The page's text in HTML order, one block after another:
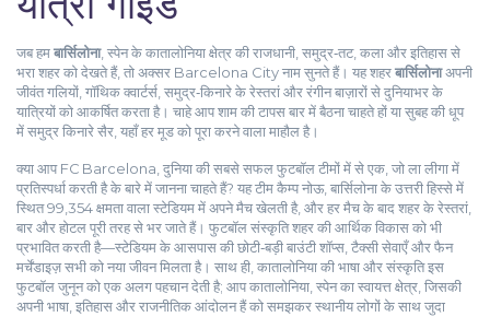
जब हमबार्सिलोना, स्पेन के कातालोनिया क्षेत्र की राजधानी, समुद्र‑तट, कला और इतिहास से
भरा शहरको देखते हैं, तो अक्सर Barcelona Cityनाम सुनते हैं। यह शहरबार्सिलोनाअपनी
जीवंत गलियों, गॉथिक क्वार्टर्स, समुद्र‑किनारे के रेस्तरां और रंगीन बाज़ारों से दुनियाभर के
यात्रियों को आकर्षित करता है। चाहे आप शाम की टापस बार में बैठना चाहते हों या सुबह की धूप
में समुद्र किनारे सैर, यहाँ हर मूड को पूरा करने वाला माहौल है।
क्या आपFC Barcelona दुनिया की सबसे सफल फुटबॉल टीमों में से एक, जो ला लीगा में
प्रतिस्पर्धा करती हैके बारे में जानना चाहते हैं? यह टीमकैम्प नोऊ, बार्सिलोना के उत्तरी हिस्से में
स्थित 99,354 क्षमता वाला स्टेडियममें अपने मैच खेलती है, और हर मैच के बाद शहर के रेस्तरां,
बार और होटल पूरी तरह से भर जाते हैं। फुटबॉल संस्कृति शहर की आर्थिक विकास को भी
प्रभावित करती है—स्टेडियम के आसपास की छोटी‑बड़ी बाउंटी शॉप्स, टैक्सी सेवाएँ और फैन
मर्चेंडाइज़ सभी को नया जीवन मिलता है। साथ ही, कातालोनिया की भाषा और संस्कृति इस
फुटबॉल जुनून को एक अलग पहचान देती है; आपकातालोनिया स्पेन का स्वायत्त क्षेत्र, जिसकी
अपनी भाषा, इतिहास और राजनीतिक आंदोलन हैंको समझकर स्थानीय लोगों के साथ जुदा